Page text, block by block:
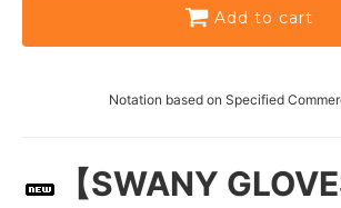
Add to cart
Notation based on Specified
【SWANY